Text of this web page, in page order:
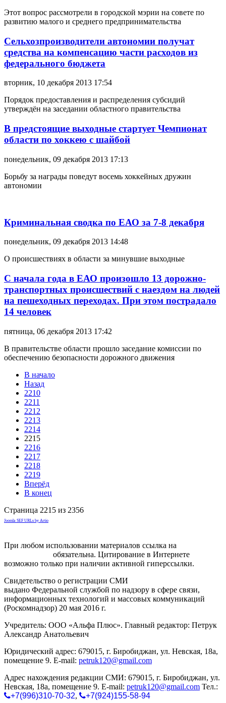
Этот вопрос рассмотрели в городской мэрии на совете по
развитию малого и среднего предпринимательства
Сельхозпроизводители автономии получат
средства на компенсацию части расходов из
федерального бюджета
вторник, 10 декабря 2013 17:54
Порядок предоставления и распределения субсидий
утверждён на заседании областного правительства
В предстоящие выходные стартует Чемпионат
области по хоккею с шайбой
понедельник, 09 декабря 2013 17:13
Борьбу за награды поведут восемь хоккейных дружин
автономии
Криминальная сводка по ЕАО за 7-8 декабря
понедельник, 09 декабря 2013 14:48
О происшествиях в области за минувшие выходные
С начала года в ЕАО произошло 13 дорожно-
транспортных происшествий с наездом на людей
на пешеходных переходах. При этом пострадало
14 человек
пятница, 06 декабря 2013 17:42
В правительстве области прошло заседание комиссии по
обеспечению безопасности дорожного движения
В начало
Назад
2210
2211
2212
2213
2214
2215
2216
2217
2218
2219
Вперёд
В конец
Страница 2215 из 2356
Joomla SEF URLs by Artio
При любом использовании материалов ссылка на
обязательна. Цитирование в Интернете
возможно только при наличии активной гиперссылки.
Свидетельство о регистрации СМИ
выдано Федеральной службой по надзору в сфере связи,
информационных технологий и массовых коммуникаций
(Роскомнадзор) 20 мая 2016 г.
Учредитель: ООО «Альфа Плюс». Главный редактор: Петрук
Александр Анатольевич
Юридический адрес: 679015, г. Биробиджан, ул. Невская, 18а,
помещение 9. E-mail: petruk120@gmail.com
Адрес нахождения редакции СМИ: 679015, г. Биробиджан, ул.
Невская, 18а, помещение 9. E-mail: petruk120@gmail.com Тел.:
+7(996)310-70-32, +7(924)155-58-94